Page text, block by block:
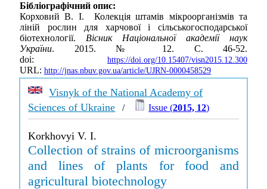
Бібліографічний опис:
Корховий В. І. Колекція штамів мікроорганізмів та
ліній рослин для харчової і сільськогосподарської
біотехнології. Вісник Національної академії наук
України. 2015. № 12. С. 46-52.
doi: https://doi.org/10.15407/visn2015.12.300
URL: http://jnas.nbuv.gov.ua/article/UJRN-0000458529
Visnyk of the National Academy of
Sciences of Ukraine / Issue (2015, 12)
Korkhovyi V. I.
Collection of strains of microorganisms
and lines of plants for food and
agricultural biotechnology